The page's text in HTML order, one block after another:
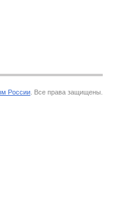
России . Все права защищены.